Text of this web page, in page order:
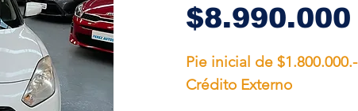
$8.990.000
Pie inicial de $1.800.000.-
Crédito Externo